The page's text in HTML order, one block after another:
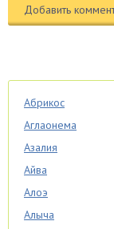
Абрикос
Аглаонема
Азалия
Айва
Алоэ
Алыча